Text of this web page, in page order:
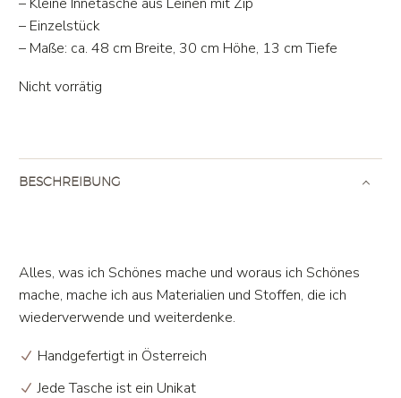
– Einzelstück
– Maße: ca. 48 cm Breite, 30 cm Höhe, 13 cm Tiefe
Nicht vorrätig
BESCHREIBUNG
Alles, was ich Schönes mache und woraus ich Schönes
mache, mache ich aus Materialien und Stoffen, die ich
wiederverwende und weiterdenke.
Handgefertigt in Österreich
Jede Tasche ist ein Unikat